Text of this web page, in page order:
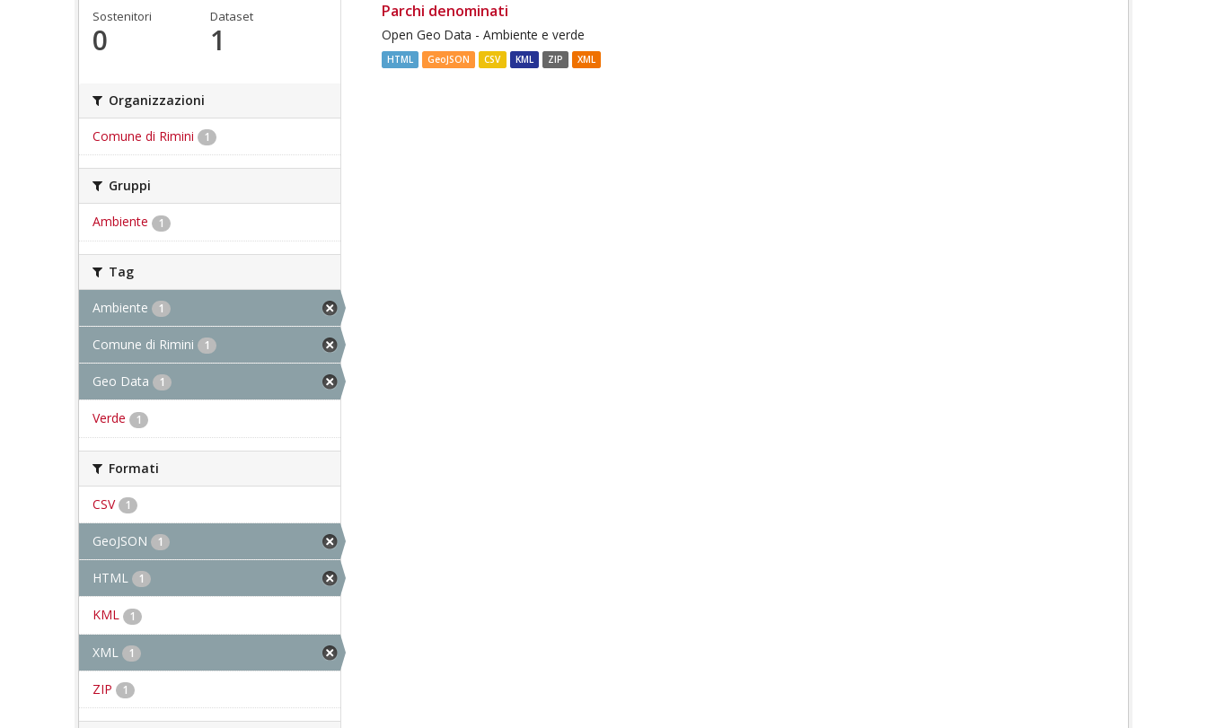
Sostenitori
0
Dataset
1
Organizzazioni
Comune di Rimini 1
Gruppi
Ambiente 1
Tag
Ambiente 1
Comune di Rimini 1
Geo Data 1
Verde 1
Formati
CSV 1
GeoJSON 1
HTML 1
KML 1
XML 1
ZIP 1
Parchi denominati
Open Geo Data - Ambiente e verde
HTML GeoJSON CSV KML ZIP XML